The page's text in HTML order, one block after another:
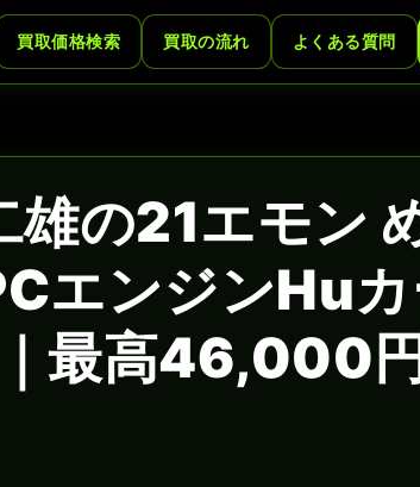
買取価格検索 買取の流れ よくある質問
雄の21エモン
エンジンHu
最高46,000円